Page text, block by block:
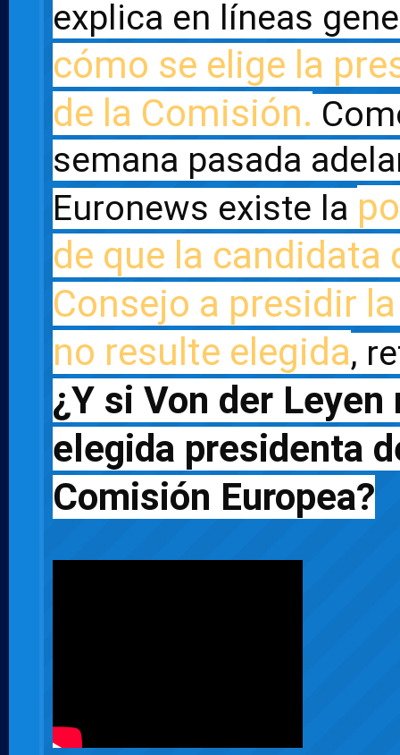
cómo se elige la
de la Comisión.
semana pasada
Euronews existe la
de que la candidata
Consejo a presidir
no resulte elegida
¿Y si Von der Leyen
elegida presidenta
Comisión Europea?